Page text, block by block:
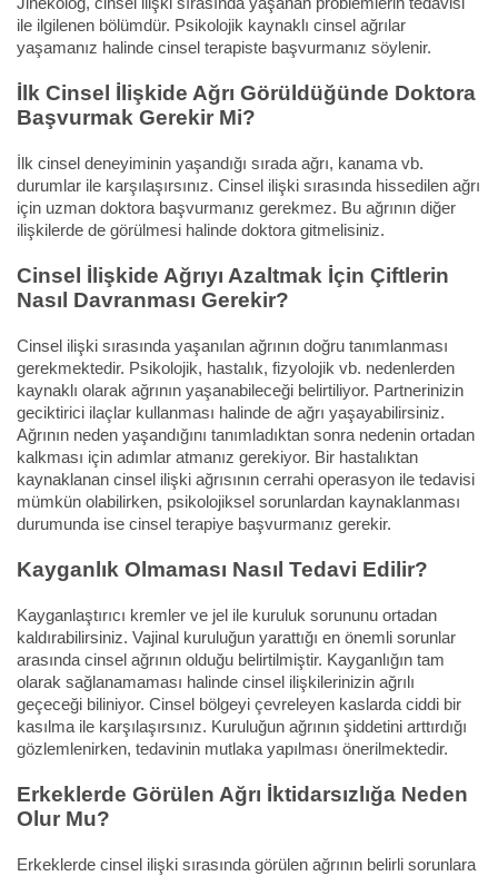
ile ilgilenen bölümdür. Psikolojik kaynaklı cinsel ağrılar
yaşamanız halinde cinsel terapiste başvurmanız söylenir.
İlk Cinsel İlişkide Ağrı Görüldüğünde Doktora
Başvurmak Gerekir Mi?
İlk cinsel deneyiminin yaşandığı sırada ağrı, kanama vb.
durumlar ile karşılaşırsınız. Cinsel ilişki sırasında hissedilen ağrı
için uzman doktora başvurmanız gerekmez. Bu ağrının diğer
ilişkilerde de görülmesi halinde doktora gitmelisiniz.
Cinsel İlişkide Ağrıyı Azaltmak İçin Çiftlerin
Nasıl Davranması Gerekir?
Cinsel ilişki sırasında yaşanılan ağrının doğru tanımlanması
gerekmektedir. Psikolojik, hastalık, fizyolojik vb. nedenlerden
kaynaklı olarak ağrının yaşanabileceği belirtiliyor. Partnerinizin
geciktirici ilaçlar kullanması halinde de ağrı yaşayabilirsiniz.
Ağrının neden yaşandığını tanımladıktan sonra nedenin ortadan
kalkması için adımlar atmanız gerekiyor. Bir hastalıktan
kaynaklanan cinsel ilişki ağrısının cerrahi operasyon ile tedavisi
mümkün olabilirken, psikolojiksel sorunlardan kaynaklanması
durumunda ise cinsel terapiye başvurmanız gerekir.
Kayganlık Olmaması Nasıl Tedavi Edilir?
Kayganlaştırıcı kremler ve jel ile kuruluk sorununu ortadan
kaldırabilirsiniz. Vajinal kuruluğun yarattığı en önemli sorunlar
arasında cinsel ağrının olduğu belirtilmiştir. Kayganlığın tam
olarak sağlanamaması halinde cinsel ilişkilerinizin ağrılı
geçeceği biliniyor. Cinsel bölgeyi çevreleyen kaslarda ciddi bir
kasılma ile karşılaşırsınız. Kuruluğun ağrının şiddetini arttırdığı
gözlemlenirken, tedavinin mutlaka yapılması önerilmektedir.
Erkeklerde Görülen Ağrı İktidarsızlığa Neden
Olur Mu?
Erkeklerde cinsel ilişki sırasında görülen ağrının belirli sorunlara